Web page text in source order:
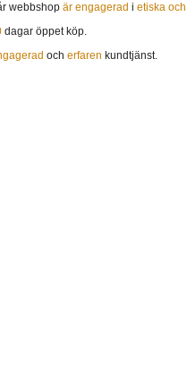
webbshop är engagerad i etiska
dagar öppet köp.
och erfaren kundtjänst.